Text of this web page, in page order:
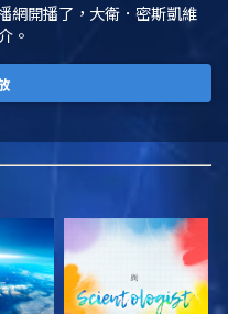
開播了，大衛．密斯凱維
。